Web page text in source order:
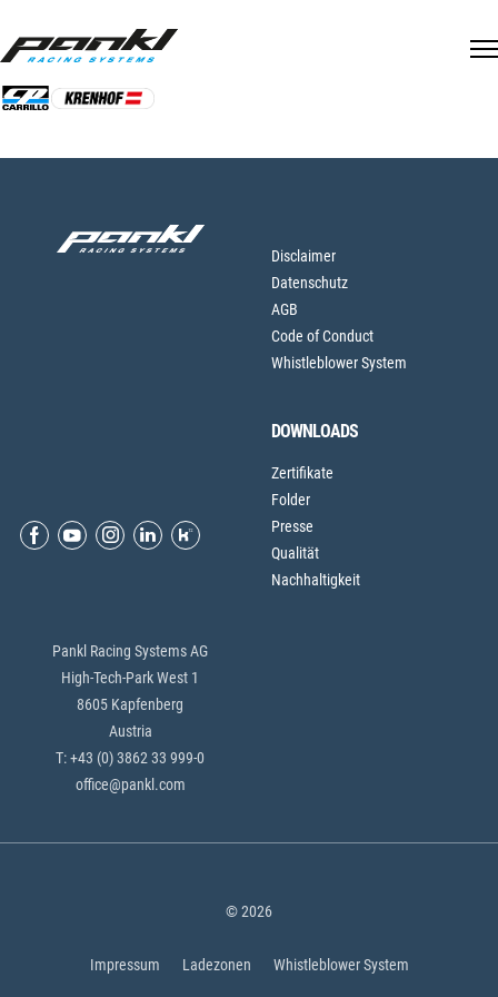
contentJetzt online
bewerben
Disclaimer
Datenschutz
AGB
Code of Conduct
Whistleblower System
DOWNLOADS
Zertifikate
Folder
Presse
Qualität
Nachhaltigkeit
Pankl Racing Systems AG
High-Tech-Park West 1
8605 Kapfenberg
Austria
T: +43 (0) 3862 33 999-0
office@pankl.com
© 2026
Impressum Ladezonen Whistleblower System